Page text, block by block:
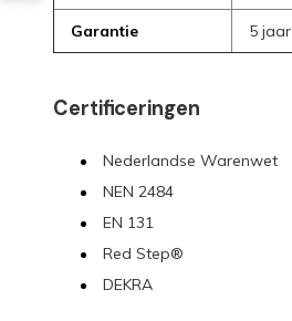
Garantie 5 jaar
Certificeringen
Nederlandse Warenwet
NEN 2484
EN 131
Red Step®
DEKRA